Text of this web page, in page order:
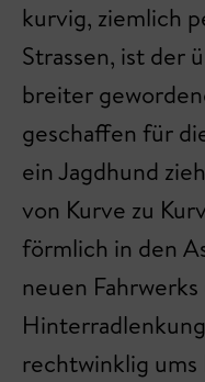
kurvig, ziemlich
Strassen, ist der
breiter
geschaffen für
ein Jagdhund
von Kurve zu
förmlich in den
neuen
rechtwinklig